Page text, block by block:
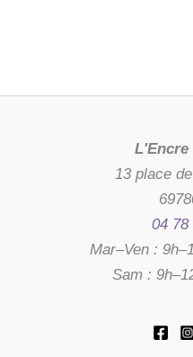
L'Encre
13 place
04 78
Mar–Ven :
Sam :